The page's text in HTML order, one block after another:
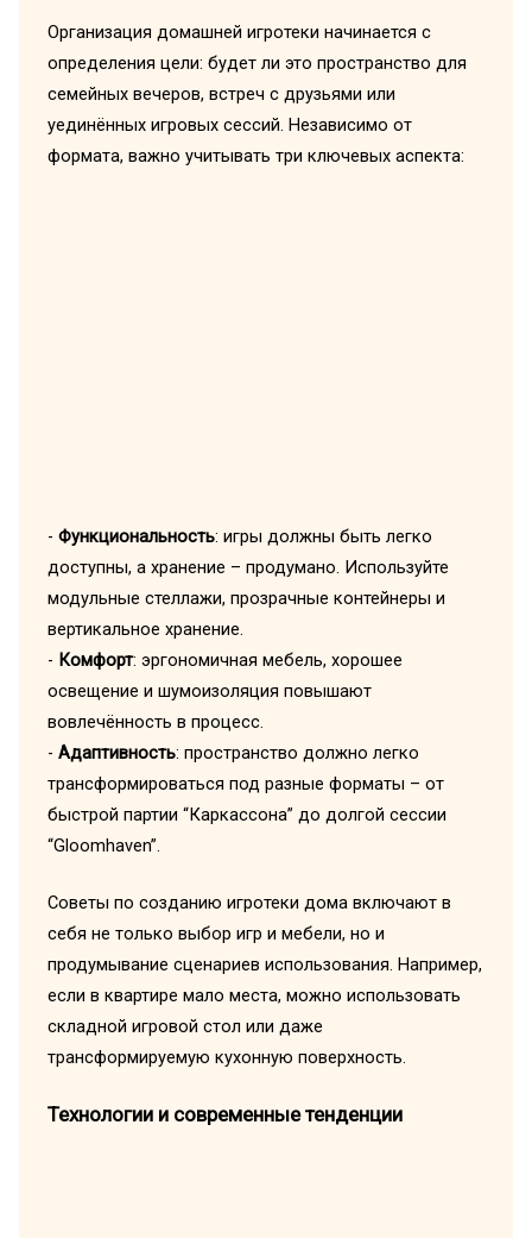
Организация домашней игротеки начинается с
определения цели: будет ли это пространство для
семейных вечеров, встреч с друзьями или
уединённых игровых сессий. Независимо от
формата, важно учитывать три ключевых аспекта:
- Функциональность: игры должны быть легко
доступны, а хранение – продумано. Используйте
модульные стеллажи, прозрачные контейнеры и
вертикальное хранение.
- Комфорт: эргономичная мебель, хорошее
освещение и шумоизоляция повышают
вовлечённость в процесс.
- Адаптивность: пространство должно легко
трансформироваться под разные форматы – от
быстрой партии “Каркассона” до долгой сессии
“Gloomhaven”.
Советы по созданию игротеки дома включают в
себя не только выбор игр и мебели, но и
продумывание сценариев использования. Например,
если в квартире мало места, можно использовать
складной игровой стол или даже
трансформируемую кухонную поверхность.
Технологии и современные тенденции